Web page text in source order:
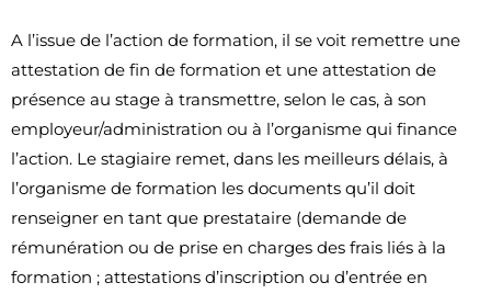
A l’issue de l’action de formation, il se voit remettre une
attestation de fin de formation et une attestation de
présence au stage à transmettre, selon le cas, à son
employeur/administration ou à l’organisme qui finance
l’action. Le stagiaire remet, dans les meilleurs délais, à
l’organisme de formation les documents qu’il doit
renseigner en tant que prestataire (demande de
rémunération ou de prise en charges des frais liés à la
formation ; attestations d’inscription ou d’entrée en